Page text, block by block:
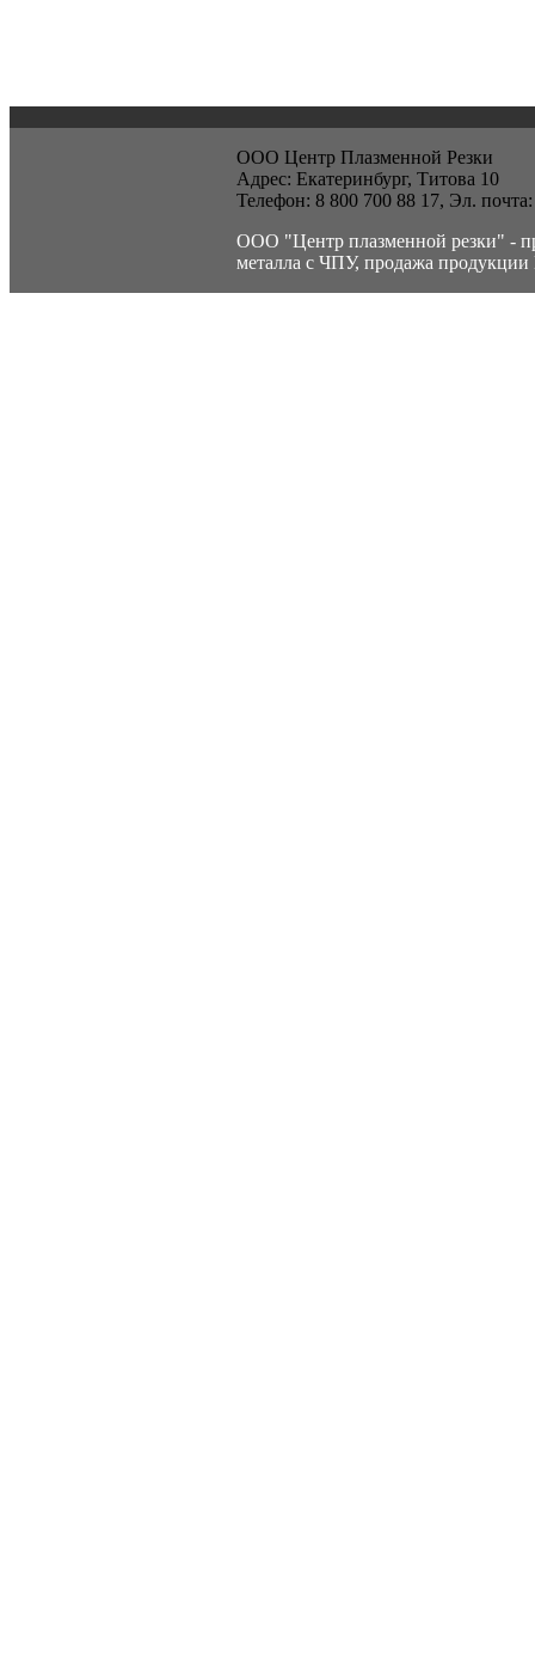
ООО Центр Плазменной Резки
Адрес: Екатеринбург, Титова 10
Телефон: 8 800 700 88 17, Эл.
ООО "Центр плазменной резки" -
металла с ЧПУ, продажа продукции